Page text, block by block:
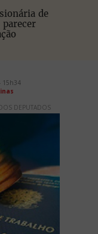
de
parecer
15h34
DEPUTADOS